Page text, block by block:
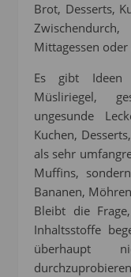
Brot, Desserts,
Mittagessen
Es gibt Ideen
Müsliriegel,
ungesunde
Kuchen,
als sehr
Muffins,
Bananen,
Bleibt die
Inhaltsstoffe
überhaupt